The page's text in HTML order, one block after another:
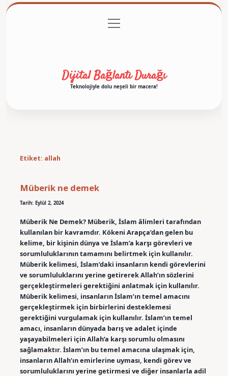
Gizlilik Politikası
menüyü
aç
Dijital Bağlantı Durağı
Teknolojiyle dolu neşeli bir macera!
Etiket: allah
Müberik ne demek
Tarih: Eylül 2, 2024
Müberik Ne Demek? Müberik, İslam âlimleri tarafından
kullanılan bir kavramdır. Kökeni Arapça’dan gelen bu
kelime, bir kişinin dünya ve İslam’a karşı görevleri ve
sorumluluklarının tamamını belirtmek için kullanılır.
Müberik kelimesi, İslam’daki insanların kendi görevlerini
ve sorumluluklarını yerine getirerek Allah’ın sözlerini
gerçekleştirmeleri gerektiğini anlatmak için kullanılır.
Müberik kelimesi, insanların İslam’ın temel amacını
gerçekleştirmek için birbirlerini desteklemesi
gerektiğini vurgulamak için kullanılır. İslam’ın temel
amacı, insanların dünyada barış ve adalet içinde
yaşayabilmeleri için Allah’a karşı sorumlu olmasını
sağlamaktır. İslam’ın bu temel amacına ulaşmak için,
insanların Allah’ın emirlerine uyması, kendi görev ve
sorumluluklarını yerine getirmesi ve diğer insanlarla adil